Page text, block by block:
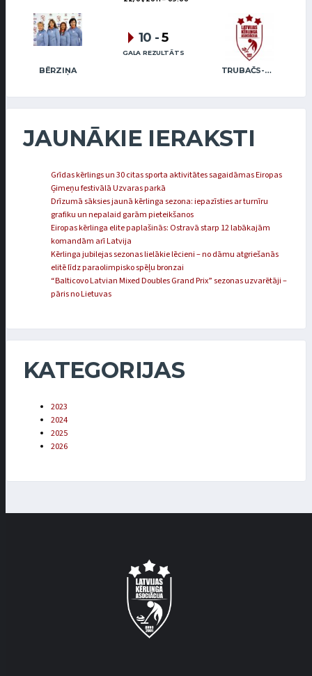
BĒRZIŅA TRUBAČS-BOGINSKA
10 -5
GALA REZULTĀTS
JAUNĀKIE IERAKSTI
Grīdas kērlings un 30 citas sporta aktivitātes sagaidāmas Eiropas
Ģimeņu festivālā Uzvaras parkā
Drīzumā sāksies jaunā kērlinga sezona: iepazīsties ar turnīru
grafiku un nepalaid garām pieteikšanos
Eiropas kērlinga elite paplašinās: Ostravā starp 12 labākajām
komandām arī Latvija
Kērlinga jubilejas sezonas lielākie lēcieni – no dāmu atgriešanās
elitē līdz paraolimpisko spēļu bronzai
“Balticovo Latvian Mixed Doubles Grand Prix” sezonas uzvarētāji –
pāris no Lietuvas
KATEGORIJAS
2023
2024
2025
2026